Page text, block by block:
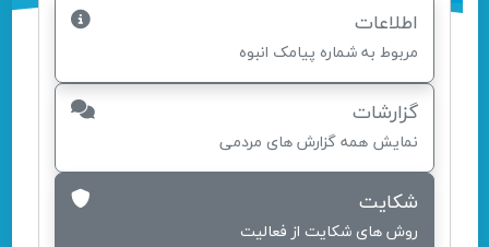
اطلاعات
مربوط به شماره پیامک انبوه
گزارشات
نمایش همه گزارش های مردمی
شکایت
روش های شکایت از فعالیت